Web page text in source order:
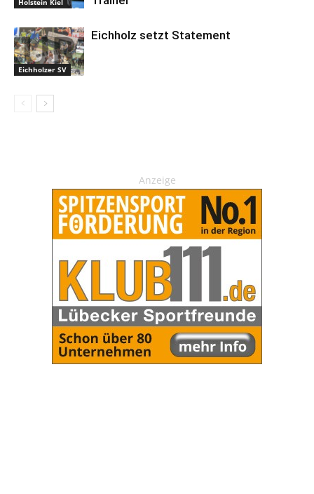
Eichholzer SV
Eichholz setzt Statement
Anzeige